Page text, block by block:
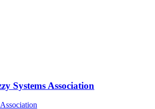
Systems Association